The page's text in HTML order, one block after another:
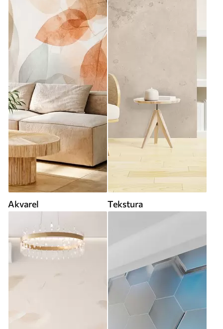
Akvarel Tekstura